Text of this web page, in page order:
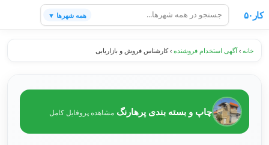
کار۵۰ همه شهرها ▼
خانه ›آگهی استخدام فروشنده ›کارشناس فروش و بازاریابی
چاپ و بسته بندی پرهارنگ مشاهده پروفایل کامل